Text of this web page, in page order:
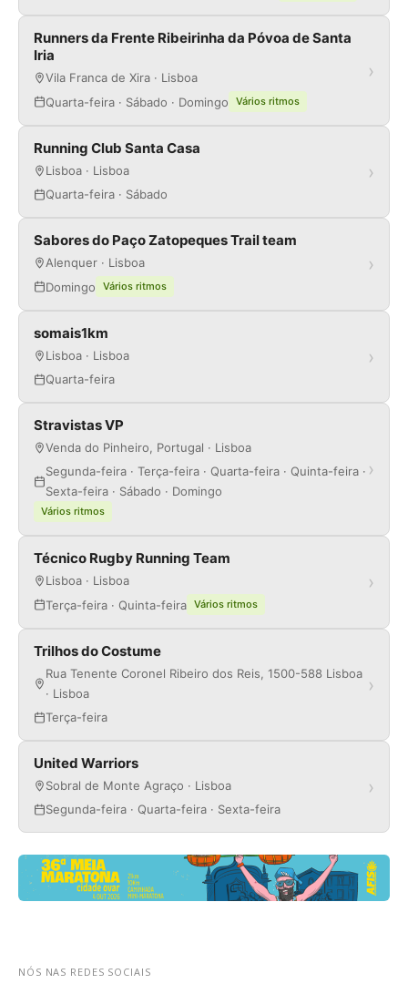
Runners da Frente Ribeirinha da Póvoa de Santa
Iria
Vila Franca de Xira · Lisboa
Quarta-feira · Sábado · Domingo
Vários ritmos
›
Running Club Santa Casa
Lisboa · Lisboa
Quarta-feira · Sábado
›
Sabores do Paço Zatopeques Trail team
Alenquer · Lisboa
Domingo
Vários ritmos
›
somais1km
Lisboa · Lisboa
Quarta-feira
›
Stravistas VP
Venda do Pinheiro, Portugal · Lisboa
Segunda-feira · Terça-feira · Quarta-feira · Quinta-feira ·
Sexta-feira · Sábado · Domingo
Vários ritmos
›
Técnico Rugby Running Team
Lisboa · Lisboa
Terça-feira · Quinta-feira Vários ritmos
›
Trilhos do Costume
Rua Tenente Coronel Ribeiro dos Reis, 1500-588 Lisboa
· Lisboa
Terça-feira
›
United Warriors
Sobral de Monte Agraço · Lisboa
Segunda-feira · Quarta-feira · Sexta-feira
›
NÓS NAS REDES SOCIAIS